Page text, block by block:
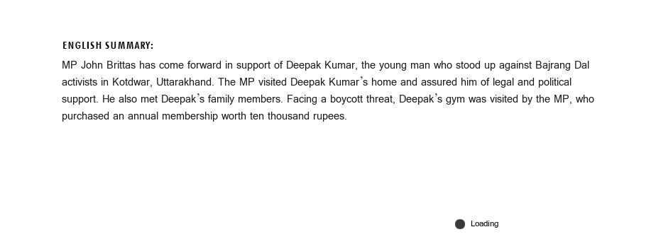
ENGLISH SUMMARY:
MP John Brittas has come forward in support of Deepak Kumar, the young man who stood up against Bajrang Dal
activists in Kotdwar, Uttarakhand. The MP visited Deepak Kumar’s home and assured him of legal and political
support. He also met Deepak’s family members. Facing a boycott threat, Deepak’s gym was visited by the MP, who
purchased an annual membership worth ten thousand rupees.